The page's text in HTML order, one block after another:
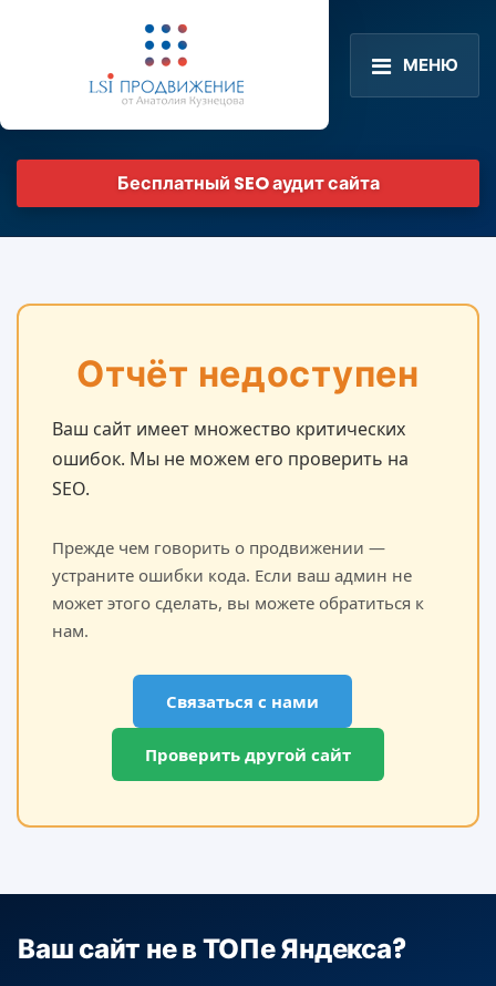
МЕНЮ
Бесплатный SEO аудит сайта
Отчёт недоступен
Ваш сайт имеет множество критических
ошибок. Мы не можем его проверить на
SEO.
Прежде чем говорить о продвижении —
устраните ошибки кода. Если ваш админ не
может этого сделать, вы можете обратиться к
нам.
Связаться с нами
Проверить другой сайт
Ваш сайт не в ТОПе Яндекса?